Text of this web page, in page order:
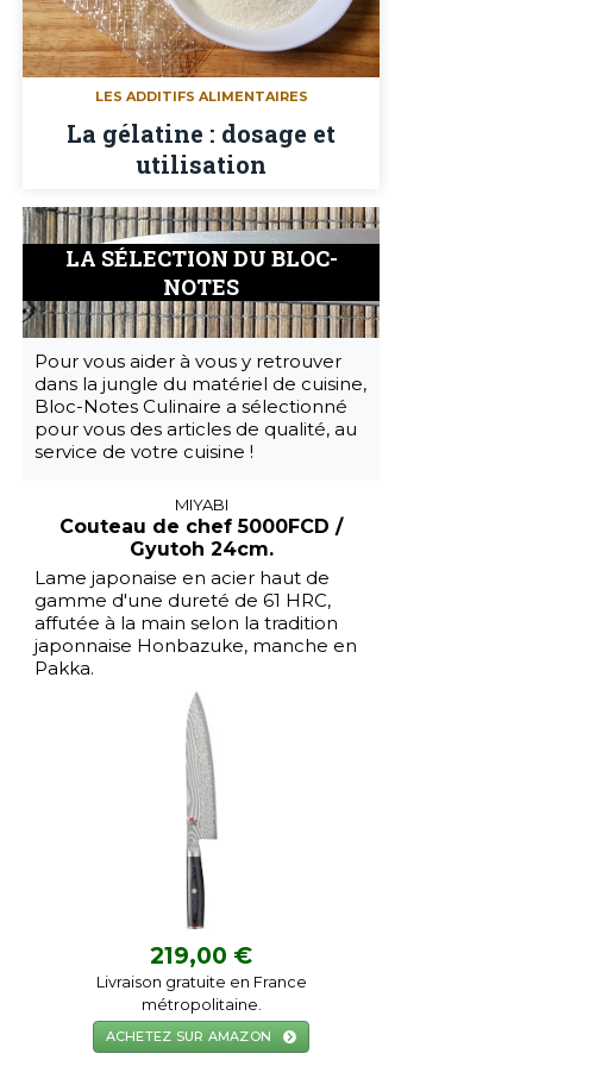
LES ADDITIFS ALIMENTAIRES
La gélatine : dosage et
utilisation
LA SÉLECTION DU BLOC-
NOTES
Pour vous aider à vous y retrouver
dans la jungle du matériel de cuisine,
Bloc-Notes Culinaire a sélectionné
pour vous des articles de qualité, au
service de votre cuisine !
MIYABI
Couteau de chef 5000FCD /
Gyutoh 24cm.
Lame japonaise en acier haut de
gamme d'une dureté de 61 HRC,
affutée à la main selon la tradition
japonnaise Honbazuke, manche en
Pakka.
219,00 €
Livraison gratuite en France
métropolitaine.
ACHETEZ SUR AMAZON